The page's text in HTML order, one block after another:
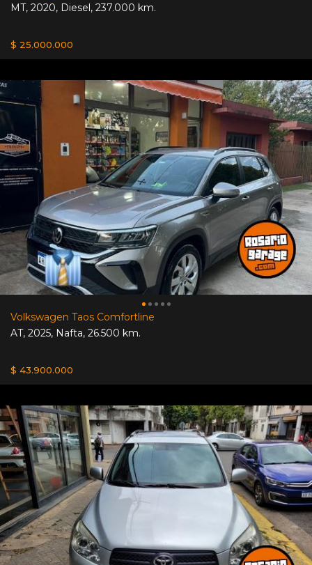
MT, 2020, Diesel, 237.000 km.
$ 25.000.000
Volkswagen Taos Comfortline
AT, 2025, Nafta, 26.500 km.
$ 43.900.000